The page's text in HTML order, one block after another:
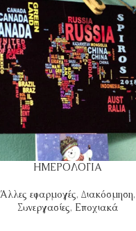
ΗΜΕΡΟΛΟΓΙΑ
Άλλες εφαρμογές, Διακόσμηση,
Συνεργασίες, Εποχιακά